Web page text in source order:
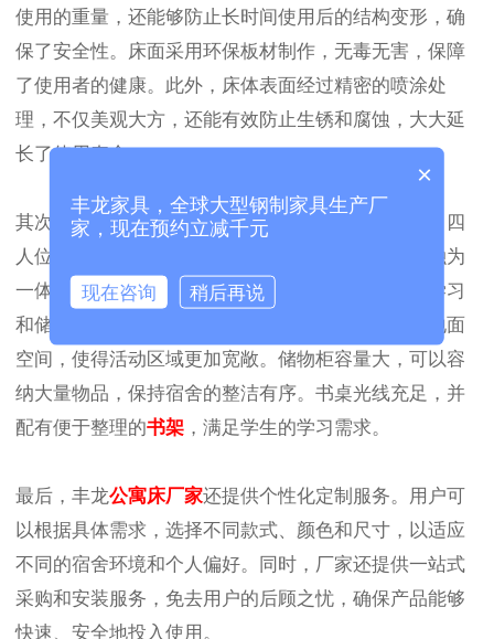
使用的重量，还能够防止长时间使用后的结构变形，确
保了安全性。床面采用环保板材制作，无毒无害，保障
了使用者的健康。此外，床体表面经过精密的喷涂处
理，不仅美观大方，还能有效防止生锈和腐蚀，大大延
长了使用寿命。
其次，丰龙组合式公寓床设计十分注重空间利用率。四
人位公寓床巧妙地将
、书桌、储物柜等功能融为
一体，通过合理布局，使得每位居住者都有独立的学习
和储物空间，互不干扰。
的设计节省了大量地面
空间，使得活动区域更加宽敞。储物柜容量大，可以容
纳大量物品，保持宿舍的整洁有序。书桌光线充足，并
配有便于整理的书架 ，满足学生的学习需求。
最后，丰龙公寓床厂家还提供个性化定制服务。用户可
以根据具体需求，选择不同款式、颜色和尺寸，以适应
不同的宿舍环境和个人偏好。同时，厂家还提供一站式
采购和安装服务，免去用户的后顾之忧，确保产品能够
快速、安全地投入使用。
×
丰龙家具，全球大型钢制家具生产厂
家，现在预约立减千元
现在咨询 稍后再说